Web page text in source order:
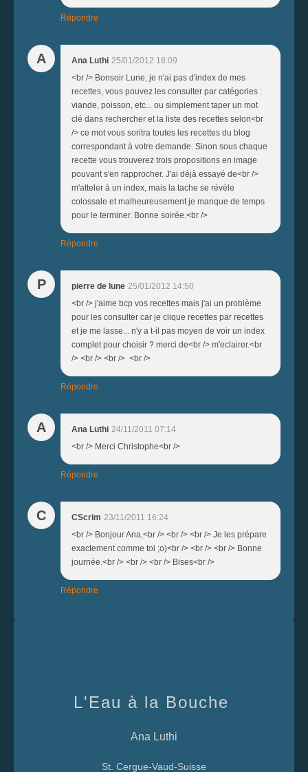
Répondre
A Ana Luthi 25/01/2012 18:09
<br /> Bonsoir Lune, je n'ai pas d'index de mes
recettes, vous pouvez les consulter par catégories :
viande, poisson, etc... ou simplement taper un mot
clé dans rechercher et la liste des recettes selon<br
/> ce mot vous soritra toutes les recettes du blog
correspondant à votre demande. Sinon sous chaque
recette vous trouverez trois propositions en image
pouvant s'en rapprocher. J'ai déjà essayé de<br />
m'atteler à un index, mais la tache se révèle
colossale et malheureusement je manque de temps
pour le terminer. Bonne soirée.<br />
Répondre
P pierre de lune 25/01/2012 14:50
<br /> j'aime bcp vos recettes mais j'ai un problème
pour les consulter car je clique recettes par recettes
et je me lasse... n'y a t-il pas moyen de voir un index
complet pour choisir ? merci de<br /> m'eclairer.<br
/> <br /> <br /> <br />
Répondre
A Ana Luthi 24/11/2011 07:14
<br /> Merci Christophe<br />
Répondre
C CScrim 23/11/2011 16:24
<br /> Bonjour Ana,<br /> <br /> <br /> Je les prépare
exactement comme toi ;o)<br /> <br /> <br /> Bonne
journée.<br /> <br /> <br /> Bises<br />
Répondre
L'Eau à la Bouche
Ana Luthi
St. Cergue-Vaud-Suisse